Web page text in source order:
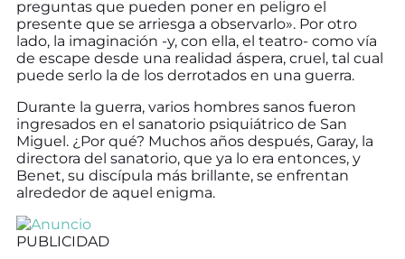
preguntas que pueden poner en peligro el
presente que se arriesga a observarlo». Por otro
lado, la imaginación -y, con ella, el teatro- como vía
de escape desde una realidad áspera, cruel, tal cual
puede serlo la de los derrotados en una guerra.
Durante la guerra, varios hombres sanos fueron
ingresados en el sanatorio psiquiátrico de San
Miguel. ¿Por qué? Muchos años después, Garay, la
directora del sanatorio, que ya lo era entonces, y
Benet, su discípula más brillante, se enfrentan
alrededor de aquel enigma.
PUBLICIDAD